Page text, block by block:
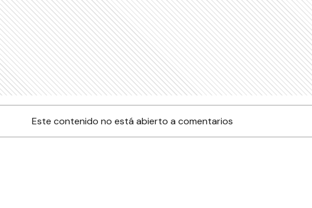
Este contenido no está abierto a comentarios